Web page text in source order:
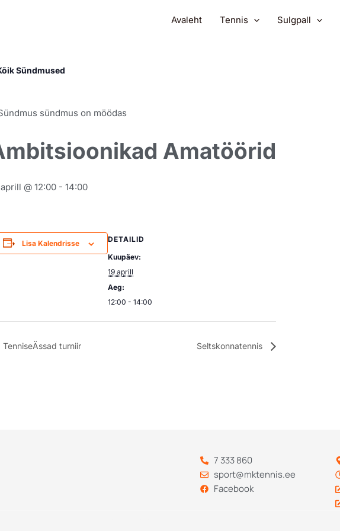
Avaleht Tennis Sulgpall
Sündmused
sündmus on möödas
Amatöörid
@ 12:00 - 14:00
Lisa Kalendrisse
DETAILID
Kuupäev:
19 aprill
Aeg:
12:00 - 14:00
TenniseÄssad turniir Seltskonnatennis
7 333 860
sport@mktennis.ee
Facebook